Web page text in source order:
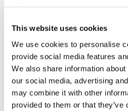
This website uses cookies
We use cookies to personalise
provide social media features
We also share information
our social media, advertising
may combine it with other
provided to them or that
Articoli dedicati alla
Articoli dedicati a inglese nel
Articoli con tips e new sulla
Articoli divertenti su film e
In quanto di età superiore ai 16
al trattamento dei miei dati
all’informativa privacy.